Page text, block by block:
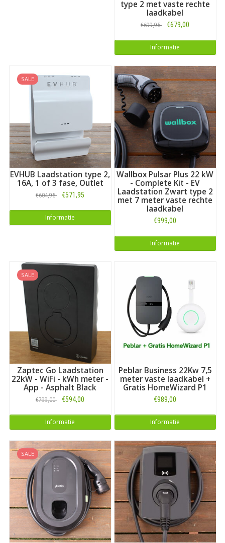
type 2 met vaste rechte
laadkabel
€699,95 €679,00
Informatie
SALE
EVHUB Laadstation type 2,
16A, 1 of 3 fase, Outlet
€604,95 €571,95
Informatie
Wallbox Pulsar Plus 22 kW
- Complete Kit - EV
Laadstation Zwart type 2
met 7 meter vaste rechte
laadkabel
€999,00
Informatie
SALE
Zaptec Go Laadstation
22kW - WiFi - kWh meter -
App - Asphalt Black
€799,00 €594,00
Informatie
Peblar Business 22Kw 7,5
meter vaste laadkabel +
Gratis HomeWizard P1
€989,00
Informatie
SALE